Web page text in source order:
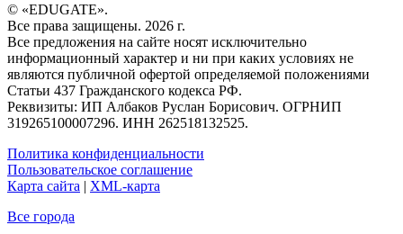
© «EDUGATE».
Все права защищены. 2026 г.
Все предложения на сайте носят исключительно
информационный характер и ни при каких условиях не
являются публичной офертой определяемой положениями
Статьи 437 Гражданского кодекса РФ.
Реквизиты: ИП Албаков Руслан Борисович. ОГРНИП
319265100007296. ИНН 262518132525.
Политика конфиденциальности
Пользовательское соглашение
Карта сайта | XML-карта
Все города